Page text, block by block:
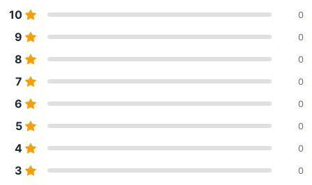
10 0
9 0
8 0
7 0
6 0
5 0
4 0
3 0